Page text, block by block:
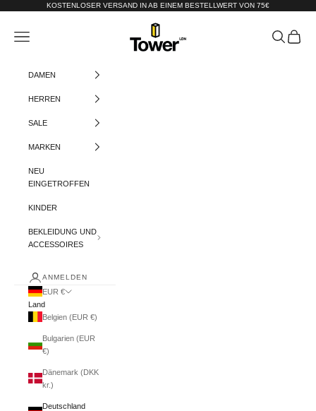
Zum Inhalt springenKOSTENLOSER VERSAND IN AB EINEM BESTELLWERT VON 75€
Tower-London.De
Menü Suchen
DAMEN
HERREN
SALE
MARKEN
NEU
EINGETROFFEN
KINDER
BEKLEIDUNG UND
ACCESSOIRES
ANMELDEN
EUR €
Land
Belgien (EUR €)
Bulgarien (EUR
€)
Dänemark (DKK
kr.)
Deutschland